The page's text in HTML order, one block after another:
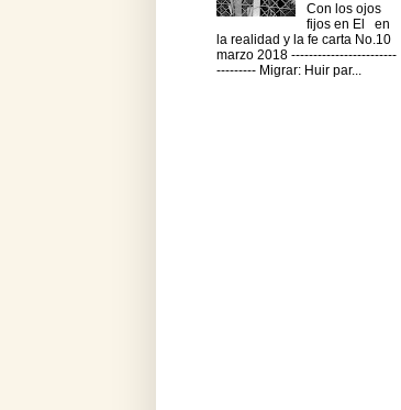
Con los ojos
fijos en El en
la realidad y la fe carta No.10
marzo 2018 ------------------------
--------- Migrar: Huir par...